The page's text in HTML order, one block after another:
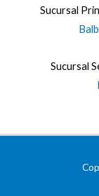
Sucursal
Sucursal